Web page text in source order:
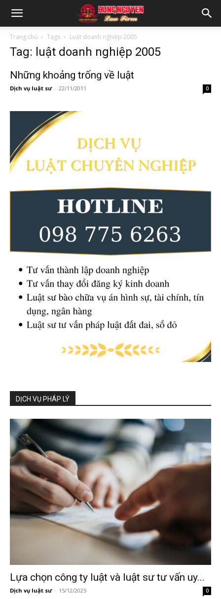
Trang chủ Tags Luật doanh nghiệp 2005
Tag: luật doanh nghiệp 2005
Những khoảng trống về luật
Dịch vụ luật sư - 22/11/2011 0
DỊCH VỤ PHÁP LÝ
Lựa chọn công ty luật và luật sư tư vấn uy...
Dịch vụ luật sư - 15/12/2025 0